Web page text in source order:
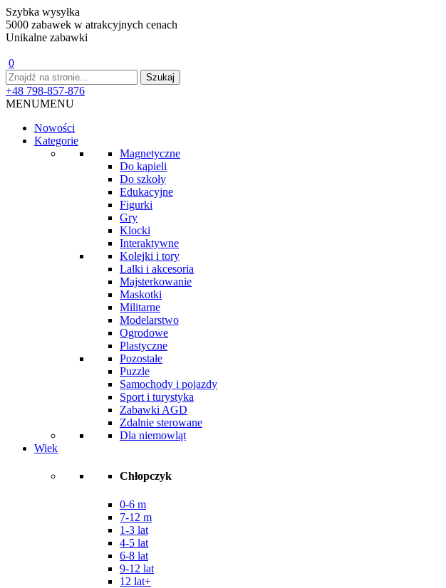
Szybka wysyłka
5000 zabawek w atrakcyjnych cenach
Unikalne zabawki
0
+48 798-857-876
MENUMENU
Nowości
Kategorie
Magnetyczne
Do kąpieli
Do szkoły
Edukacyjne
Figurki
Gry
Klocki
Interaktywne
Kolejki i tory
Lalki i akcesoria
Majsterkowanie
Maskotki
Militarne
Modelarstwo
Ogrodowe
Plastyczne
Pozostałe
Puzzle
Samochody i pojazdy
Sport i turystyka
Zabawki AGD
Zdalnie sterowane
Dla niemowląt
Wiek
Chłopczyk
0-6 m
7-12 m
1-3 lat
4-5 lat
6-8 lat
9-12 lat
12 lat+